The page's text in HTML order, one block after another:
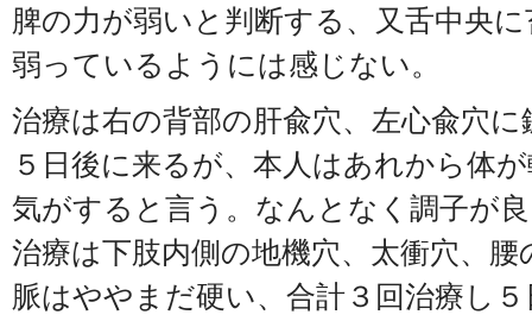
脾の力が弱いと判断する、又舌中央
弱っているようには感じない。
治療は右の背部の肝兪穴、左心兪穴
５日後に来るが、本人はあれから体
気がすると言う。なんとなく調子が
治療は下肢内側の地機穴、太衝穴、
脈はややまだ硬い、合計３回治療し